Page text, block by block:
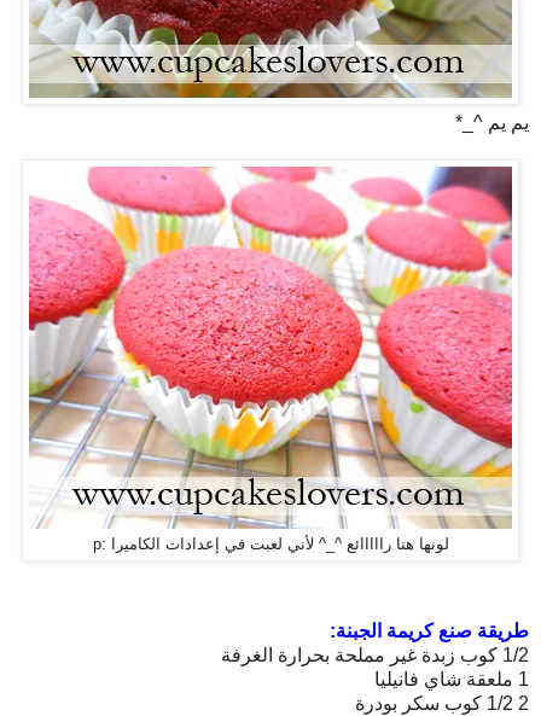
يم يم ^_*
لونها هنا رااااائع ^_^ لأني لعبت في إعدادات الكاميرا :p
طريقة صنع كريمة الجبنة:
1/2 كوب زبدة غير مملحة بحرارة الغرفة
1 ملعقة شاي فانيليا
2 1/2 كوب سكر بودرة